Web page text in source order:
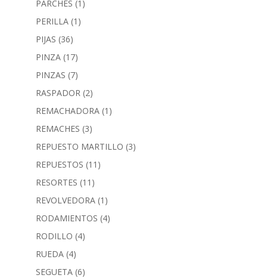
PARCHES (1)
PERILLA (1)
PIJAS (36)
PINZA (17)
PINZAS (7)
RASPADOR (2)
REMACHADORA (1)
REMACHES (3)
REPUESTO MARTILLO (3)
REPUESTOS (11)
RESORTES (11)
REVOLVEDORA (1)
RODAMIENTOS (4)
RODILLO (4)
RUEDA (4)
SEGUETA (6)